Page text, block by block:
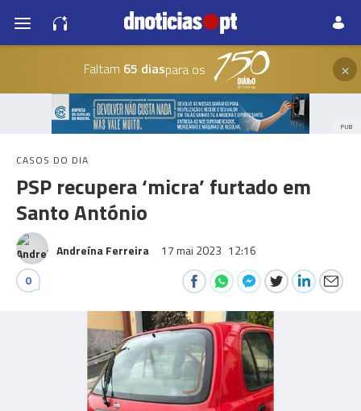
Faltam 65 diaspara os ×
PUB
CASOS DO DIA
PSP recupera ‘micra’ furtado em
Santo António
Andreína Ferreira 17 mai 2023 12:16
0